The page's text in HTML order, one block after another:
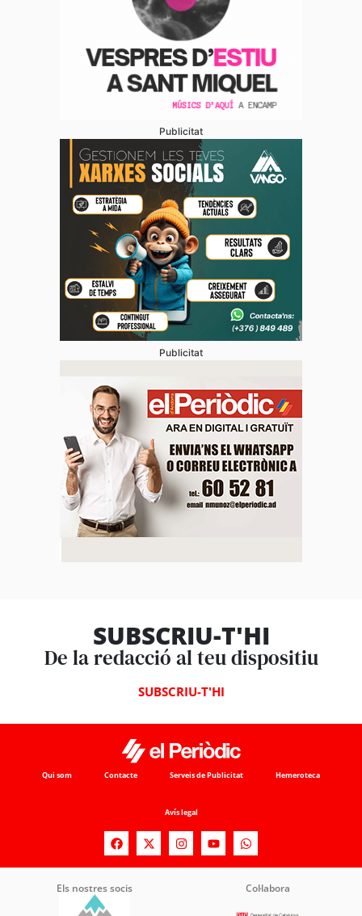
Publicitat
Publicitat
SUBSCRIU-T'HI
De la redacció al teu dispositiu
SUBSCRIU-T'HI
Qui som Contacte Serveis de Publicitat Hemeroteca
Avís legal
Els nostres socis Col·labora